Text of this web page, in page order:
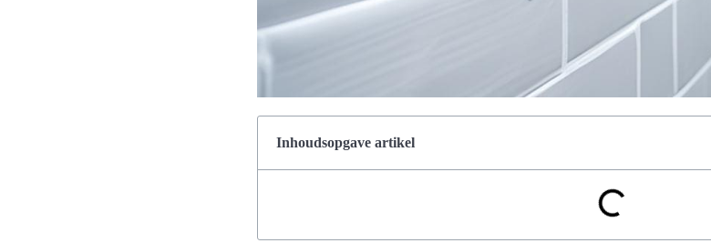
Inhoudsopgave artikel